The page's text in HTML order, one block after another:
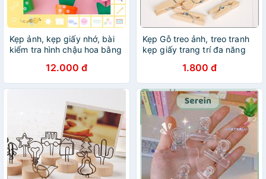
Kẹp ảnh, kẹp giấy nhớ, bài
kiểm tra hình chậu hoa bằng
12.000 đ
Kẹp Gỗ treo ảnh, treo tranh
kẹp giấy trang trí đa năng
1.800 đ